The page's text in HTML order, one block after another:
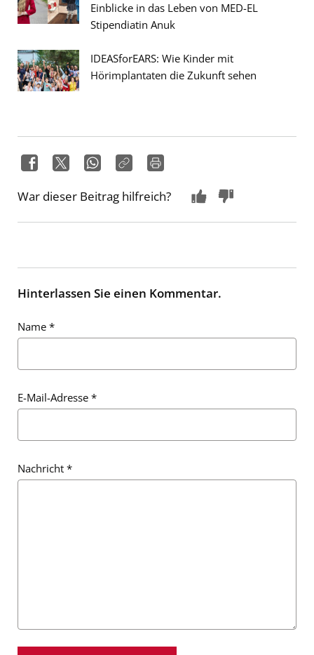
Einblicke in das Leben von MED-EL
Stipendiatin Anuk
IDEASforEARS: Wie Kinder mit
Hörimplantaten die Zukunft sehen
War dieser Beitrag hilfreich?
Hinterlassen Sie einen Kommentar.
Name *
E-Mail-Adresse *
Nachricht *